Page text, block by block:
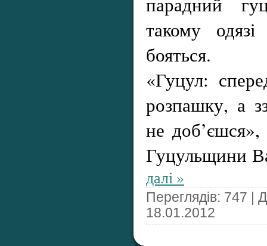
такому
бояться.
«Гуцул:
розпашку, а
не
Гуцульщини
далі »
Переглядів: 747 |
18.01.2012